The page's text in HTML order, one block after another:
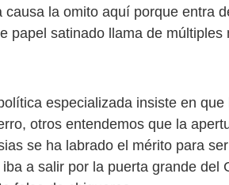
causa la omito aquí porque entra
papel satinado llama de múltiples
especializada insiste en
otros entendemos que la
se ha labrado el mérito para
a salir por la puerta grande del